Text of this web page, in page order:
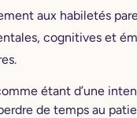
aux habiletés
cognitives et
étant d’une
de temps au